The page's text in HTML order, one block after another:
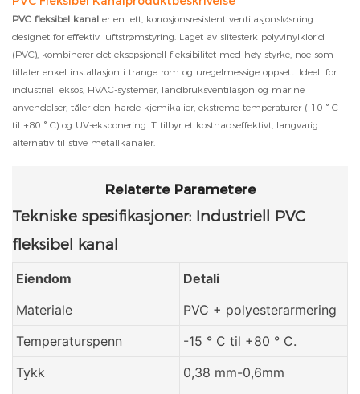
PVC fleksibel kanal er en lett, korrosjonsresistent ventilasjonsløsning
designet for effektiv luftstrømstyring. Laget av slitesterk polyvinylklorid
(PVC), kombinerer det eksepsjonell fleksibilitet med høy styrke, noe som
tillater enkel installasjon i trange rom og uregelmessige oppsett. Ideell for
industriell eksos, HVAC-systemer, landbruksventilasjon og marine
anvendelser, tåler den harde kjemikalier, ekstreme temperaturer (-10 ° C
til +80 ° C) og UV-eksponering. T tilbyr et kostnadseffektivt, langvarig
alternativ til stive metallkanaler.
Relaterte Parametere
Tekniske spesifikasjoner: Industriell PVC
fleksibel kanal
Eiendom
Detali
Materiale
PVC + polyesterarmering
Temperaturspenn
-15 ° C til +80 ° C.
Tykk
0,38 mm-0,6mm